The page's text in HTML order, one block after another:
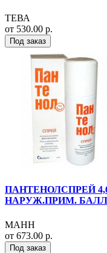
ТЕВА
от 530.00 р.
Под заказ
ПАНТЕНОЛСПРЕЙ
НАРУЖ.ПРИМ.
МАНН
от 673.00 р.
Под заказ